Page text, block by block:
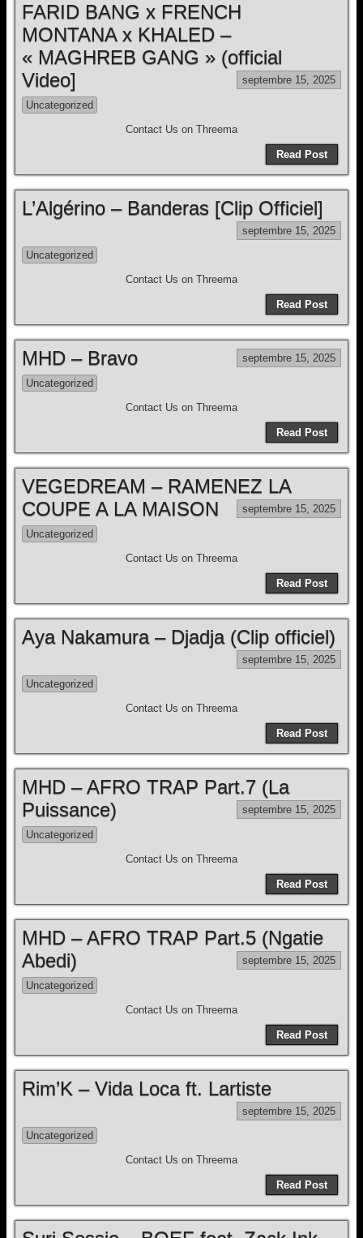
FARID BANG x FRENCH
MONTANA x KHALED –
« MAGHREB GANG » (official
Video]
septembre 15, 2025
Uncategorized
Contact Us on Threema
Read Post
L’Algérino – Banderas [Clip Officiel]
septembre 15, 2025
Uncategorized
Contact Us on Threema
Read Post
MHD – Bravo septembre 15, 2025
Uncategorized
Contact Us on Threema
Read Post
VEGEDREAM – RAMENEZ LA
COUPE A LA MAISON
septembre 15, 2025
Uncategorized
Contact Us on Threema
Read Post
Aya Nakamura – Djadja (Clip officiel)
septembre 15, 2025
Uncategorized
Contact Us on Threema
Read Post
MHD – AFRO TRAP Part.7 (La
Puissance)
septembre 15, 2025
Uncategorized
Contact Us on Threema
Read Post
MHD – AFRO TRAP Part.5 (Ngatie
Abedi)
septembre 15, 2025
Uncategorized
Contact Us on Threema
Read Post
Rim’K – Vida Loca ft. Lartiste
septembre 15, 2025
Uncategorized
Contact Us on Threema
Read Post